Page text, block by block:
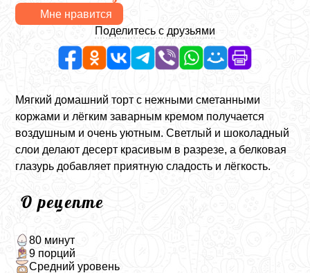
Мне нравится
Поделитесь с друзьями
Мягкий домашний торт с нежными сметанными
коржами и лёгким заварным кремом получается
воздушным и очень уютным. Светлый и шоколадный
слои делают десерт красивым в разрезе, а белковая
глазурь добавляет приятную сладость и лёгкость.
О рецепте
80 минут
9 порций
Средний уровень